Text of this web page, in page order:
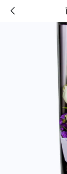
限送100多个
州,成都,武汉,
佛山,沈阳,合
南,宁波,哈尔
珠海,南宁,中
浩特,廊坊,唐
江,衡阳,包头,
九江,鞍山,大
遵义,邢台,宜
同,龙岩,齐齐
阳,牡丹江,黄
江,萍乡,安庆,
山,临汾,韶关,